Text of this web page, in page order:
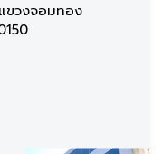
ขวงจอมทอง